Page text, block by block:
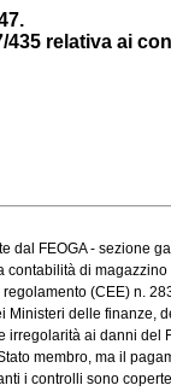
relativa ai
FEOGA - sezione
di magazzino
(CEE) n.
delle finanze,
ai danni del
membro, ma il
i controlli sono